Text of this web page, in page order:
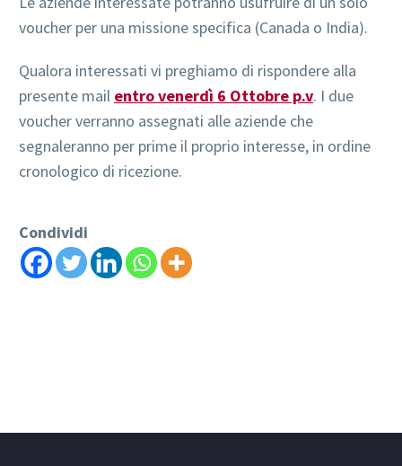
voucher per una missione specifica (Canada o India).
Qualora interessati vi preghiamo di rispondere alla
presente mail entro venerdì 6 Ottobre p.v. I due
voucher verranno assegnati alle aziende che
segnaleranno per prime il proprio interesse, in ordine
cronologico di ricezione.
Condividi